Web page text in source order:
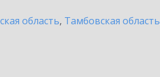
область, Тамбовская область